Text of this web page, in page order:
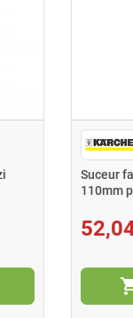
Suceur
110mm